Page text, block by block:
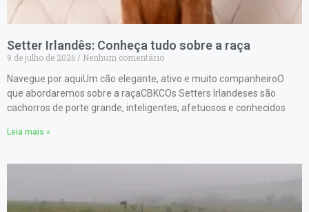
Setter Irlandês: Conheça tudo sobre a raça
9 de julho de 2026
Nenhum comentário
Navegue por aquiUm cão elegante, ativo e muito companheiroO
que abordaremos sobre a raçaCBKCOs Setters Irlandeses são
cachorros de porte grande, inteligentes, afetuosos e conhecidos
Leia mais »